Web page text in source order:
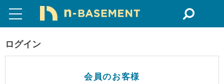
ログイン
会員のお客様